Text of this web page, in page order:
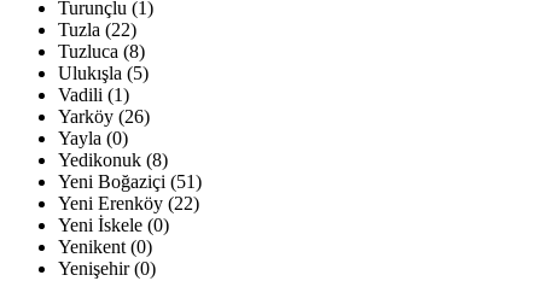
Turunçlu (1)
Tuzla (22)
Tuzluca (8)
Ulukışla (5)
Vadili (1)
Yarköy (26)
Yayla (0)
Yedikonuk (8)
Yeni Boğaziçi (51)
Yeni Erenköy (22)
Yeni İskele (0)
Yenikent (0)
Yenişehir (0)